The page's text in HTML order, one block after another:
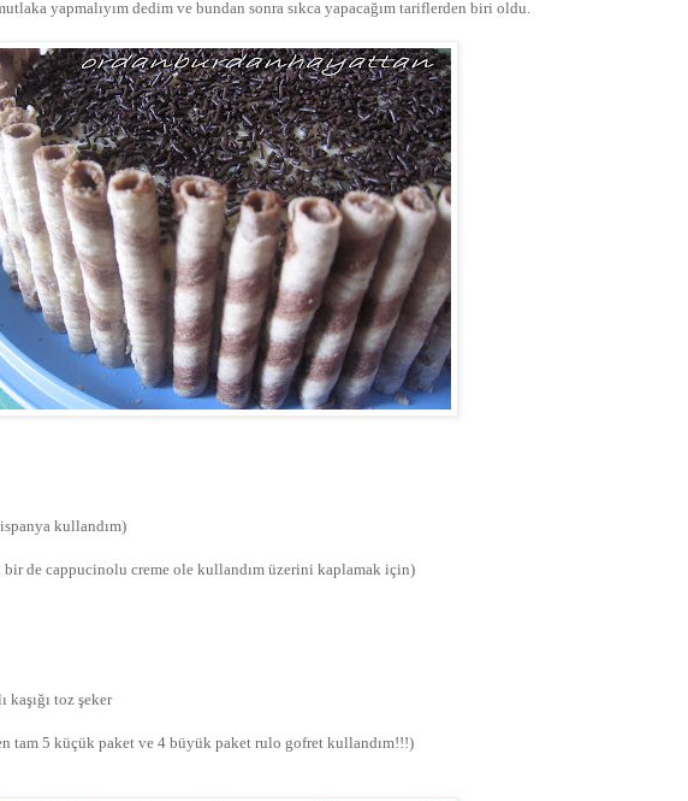
yapmalıyım dedim ve bundan sonra sıkca yapacağım tariflerden biri oldu.
kullandım)
de cappucinolu creme ole kullandım üzerini kaplamak için)
kaşığı toz şeker
tam 5 küçük paket ve 4 büyük paket rulo gofret kullandım!!!)